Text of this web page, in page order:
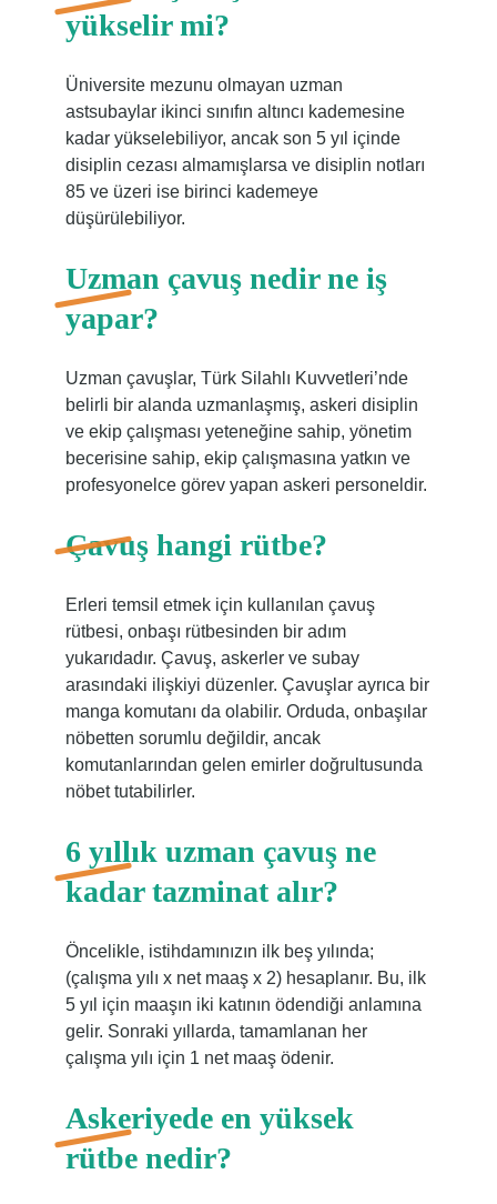
yükselir mi?
Üniversite mezunu olmayan uzman
astsubaylar ikinci sınıfın altıncı kademesine
kadar yükselebiliyor, ancak son 5 yıl içinde
disiplin cezası almamışlarsa ve disiplin notları
85 ve üzeri ise birinci kademeye
düşürülebiliyor.
Uzman çavuş nedir ne iş
yapar?
Uzman çavuşlar, Türk Silahlı Kuvvetleri’nde
belirli bir alanda uzmanlaşmış, askeri disiplin
ve ekip çalışması yeteneğine sahip, yönetim
becerisine sahip, ekip çalışmasına yatkın ve
profesyonelce görev yapan askeri personeldir.
Çavuş hangi rütbe?
Erleri temsil etmek için kullanılan çavuş
rütbesi, onbaşı rütbesinden bir adım
yukarıdadır. Çavuş, askerler ve subay
arasındaki ilişkiyi düzenler. Çavuşlar ayrıca bir
manga komutanı da olabilir. Orduda, onbaşılar
nöbetten sorumlu değildir, ancak
komutanlarından gelen emirler doğrultusunda
nöbet tutabilirler.
6 yıllık uzman çavuş ne
kadar tazminat alır?
Öncelikle, istihdamınızın ilk beş yılında;
(çalışma yılı x net maaş x 2) hesaplanır. Bu, ilk
5 yıl için maaşın iki katının ödendiği anlamına
gelir. Sonraki yıllarda, tamamlanan her
çalışma yılı için 1 net maaş ödenir.
Askeriyede en yüksek
rütbe nedir?